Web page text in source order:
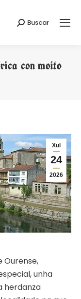
Search:
Buscar
con moito
Xul
24
2026
Ourense,
unha
herdanza